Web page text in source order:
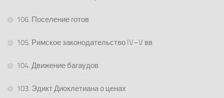
106. Поселение готов
105. Римское законодательство IV–V вв
104. Движение багаудов
103. Эдикт Диоклетиана о ценах